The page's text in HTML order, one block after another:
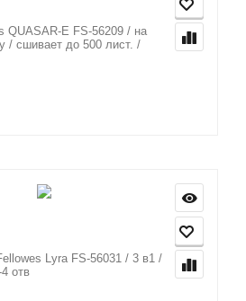
QUASAR-E FS-56209 / на
/ сшивает до 500 лист. /
Lyra FS-56031 / 3 в1 /
отв